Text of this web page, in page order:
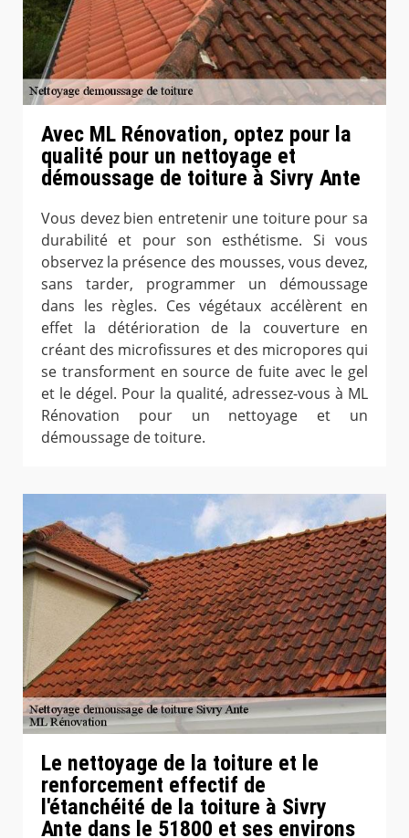
Avec ML Rénovation, optez pour la
qualité pour un nettoyage et
démoussage de toiture à Sivry Ante
Vous devez bien entretenir une toiture pour sa
durabilité et pour son esthétisme. Si vous
observez la présence des mousses, vous devez,
sans tarder, programmer un démoussage
dans les règles. Ces végétaux accélèrent en
effet la détérioration de la couverture en
créant des microfissures et des micropores qui
se transforment en source de fuite avec le gel
et le dégel. Pour la qualité, adressez-vous à ML
Rénovation pour un nettoyage et un
démoussage de toiture.
Le nettoyage de la toiture et le
renforcement effectif de
l'étanchéité de la toiture à Sivry
Ante dans le 51800 et ses environs